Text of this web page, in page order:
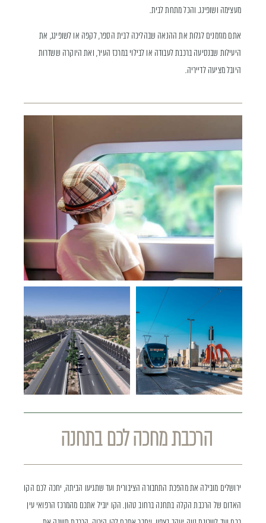
מעצימה ושופינג. והכל מתחת לבית.
אתם מוזמנים לגלות את ההנאה שבהליכה לבית הספר, לקפה או לשופינג, את
היעילות שבנסיעה ברכבת לעבודה או לבילוי במרכז העיר, ואת היוקרה ששדרות
היובל מציעה לדייריה.
הרכבת מחכה לכם בתחנה
ירושלים מובילה את מהפכת התחבורה הציבורית ועד שתגיעו הביתה, יחכה לכם הקו
האדום של הרכבת הקלה בתחנה ברחוב טהון. הקו יוביל אתכם מהמרכז הרפואי עין